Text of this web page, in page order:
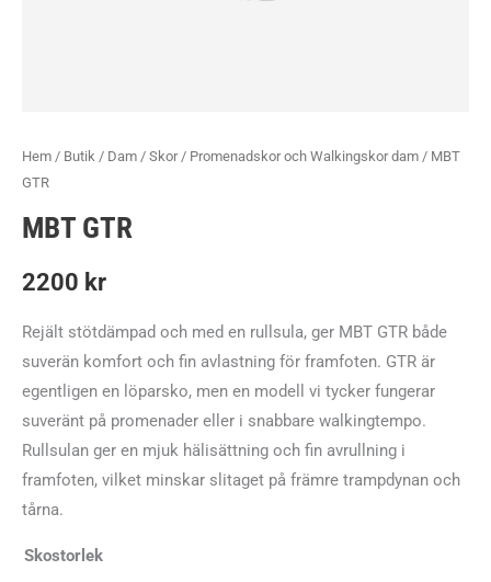
Hem / Butik / Dam / Skor/ Promenadskor och Walkingskor dam / MBT
GTR
MBT GTR
2200 kr
Rejält stötdämpad och med en rullsula, ger MBT GTR både
suverän komfort och fin avlastning för framfoten. GTR är
egentligen en löparsko, men en modell vi tycker fungerar
suveränt på promenader eller i snabbare walkingtempo.
Rullsulan ger en mjuk hälisättning och fin avrullning i
framfoten, vilket minskar slitaget på främre trampdynan och
tårna.
Skostorlek